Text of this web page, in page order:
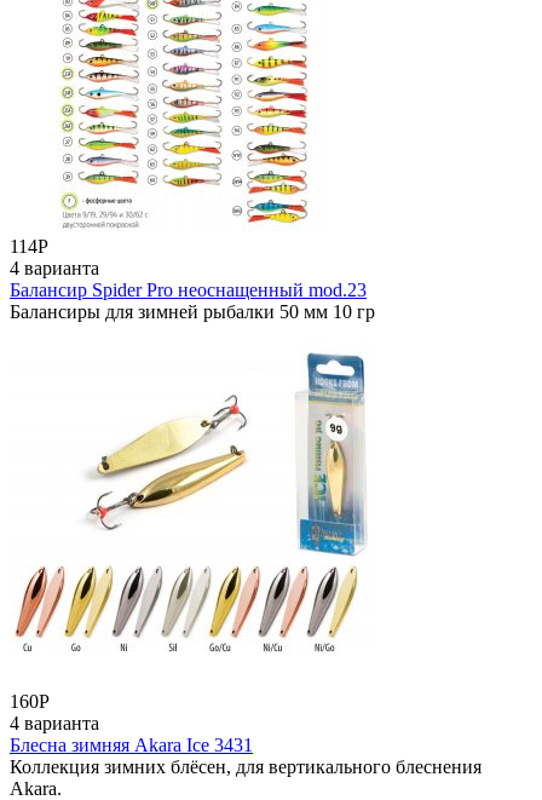
114Р
4 варианта
Балансир Spider Pro неоснащенный mod.23
Балансиры для зимней рыбалки 50 мм 10 гр
160Р
4 варианта
Блесна зимняя Akara Ice 3431
Коллекция зимних блёсен, для вертикального блеснения
Akara.